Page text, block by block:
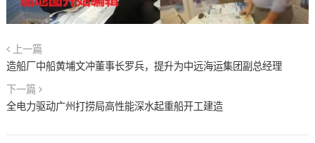
上一篇
造船厂中船黄埔文冲董事长罗兵，提升为中远海运集团副总经理
下一篇
全电力驱动广州打捞局高性能深水起重船开工建造